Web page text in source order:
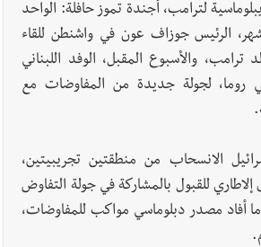
لترامب، أجندة تموز حافلة: الواحد
الرئيس جوزاف عون في واشنطن للقاء
ترامب، والأسبوع المقبل، الوفد اللبناني
روما، لجولة جديدة من المفاوضات مع
الانسحاب من منطقتين تجريبيتين،
إلاطاري للقبول بالمشاركة في جولة التفاوض
ما أفاد مصدر دبلوماسي مواكب للمفاوضات،